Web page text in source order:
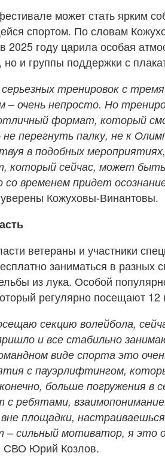
может стать ярким
спортом. По словам
2025 году царила особая
но и группы поддержки с
тренировок с
очень непросто. Но
формат, который
перегнуть палку, не к
в подобных
который сейчас, может
со временем придет
Кожуховы-Винантовы.
ветераны и участники
заниматься в разных
из лука. Особой
регулярно посещают 12
секцию волейбола,
и все стабильно
виде спорта это
с пауэрлифтингом,
больше погружения в
с ребятами,
площадки,
– сильный мотиватор, я это
СВО Юрий Козлов.